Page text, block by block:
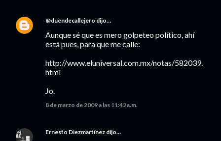
@duendecallejero dijo…
Aunque sé que es mero golpeteo político, ahí
está pues, para que me calle:
http://www.eluniversal.com.mx/notas/582039.
html
Jo.
8 de marzo de 2009 a las 11:42 a.m.
Ernesto Diezmartínez dijo…